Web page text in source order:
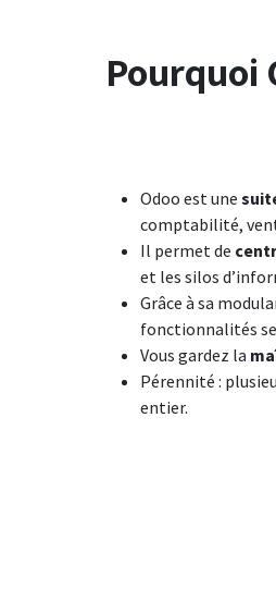
Pourquoi
Odoo est une
comptabilité,
Il permet de
et les silos
Grâce à sa
fonctionnalités
Vous gardez la
Pérennité :
entier.